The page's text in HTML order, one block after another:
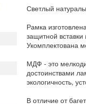
Светлый
Рамка
защитной вставки
Укомплектована
МДФ - это
достоинствами
экологичность,
В отличие от